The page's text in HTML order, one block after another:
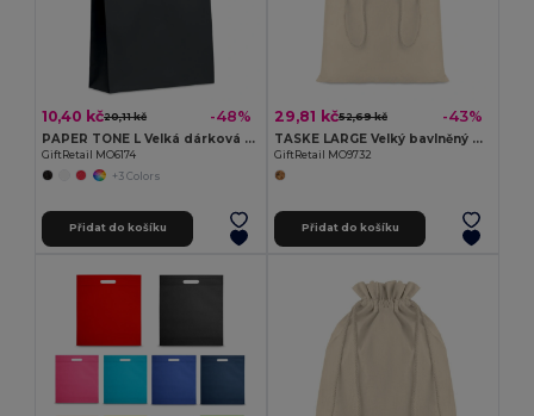
10,40 kč20,11 kč -48%
PAPER TONE L Velká dárková taška
GiftRetail MO6174
+3 Colors
Přidat do košíku
29,81 kč52,69 kč -43%
TASKE LARGE Velký bavlněný pytlík
GiftRetail MO9732
Přidat do košíku